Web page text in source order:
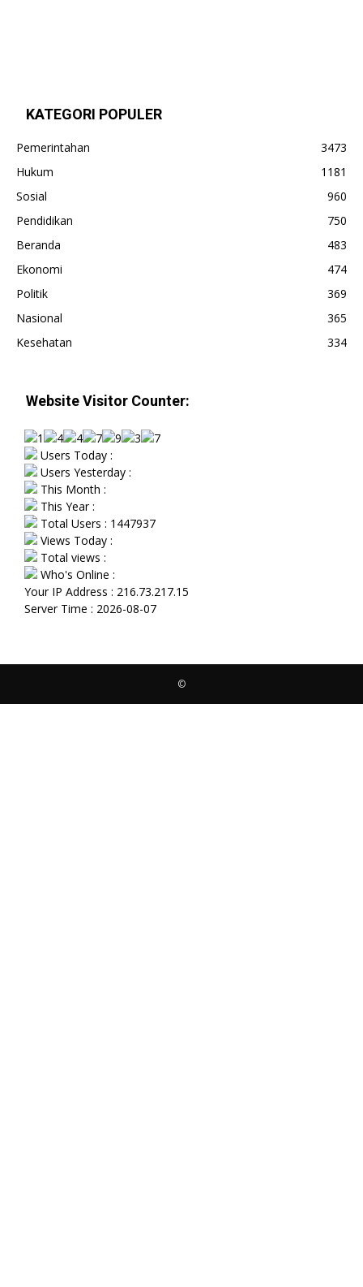
KATEGORI POPULER
Pemerintahan
3473
Hukum
1181
Sosial
960
Pendidikan
750
Beranda
483
Ekonomi
474
Politik
369
Nasional
365
Kesehatan
334
Website Visitor Counter:
Users Today :
Users Yesterday :
This Month :
This Year :
Total Users : 1447937
Views Today :
Total views :
Who's Online :
Your IP Address : 216.73.217.15
Server Time : 2026-08-07
©